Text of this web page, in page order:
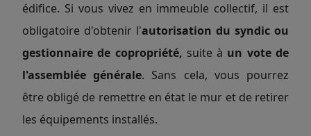
édifice. Si vous vivez en immeuble collectif, il est
obligatoire d'obtenir l'autorisation du syndic ou
gestionnaire de copropriété, suite à un vote de
l'assemblée générale. Sans cela, vous pourrez
être obligé de remettre en état le mur et de retirer
les équipements installés.